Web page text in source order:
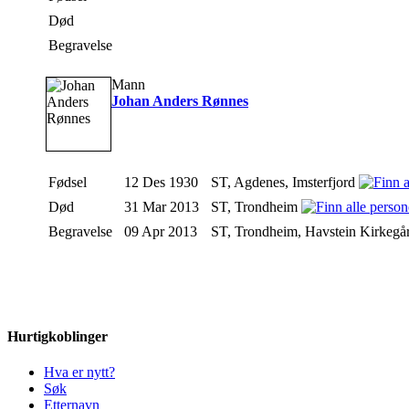
Død
Begravelse
Mann
Johan Anders Rønnes
Fødsel 12 Des 1930
ST, Agdenes, Imsterfjord
Død
31 Mar 2013
ST, Trondheim
Begravelse
09 Apr 2013 ST, Trondheim, Havstein
Hurtigkoblinger
Hva er nytt?
Søk
Etternavn